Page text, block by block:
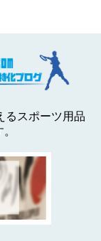
るスポーツ用品